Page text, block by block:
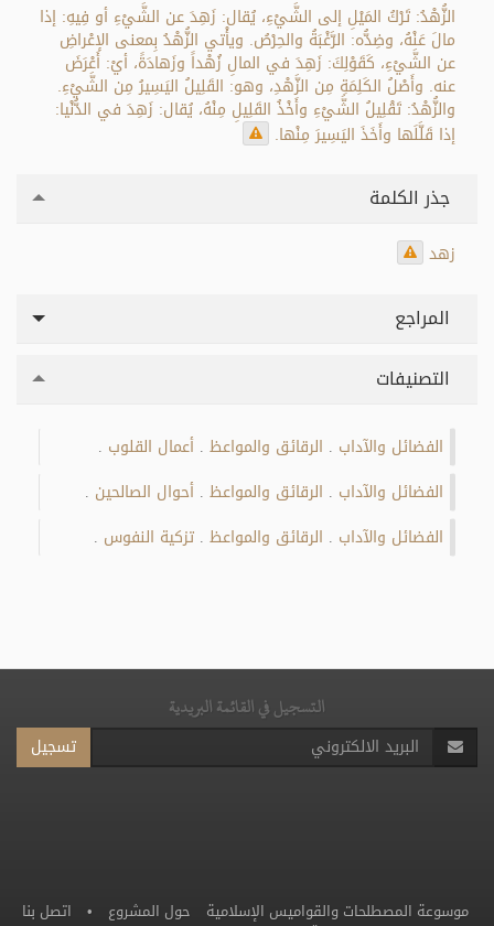
الزُّهْدُ: تَرْكُ المَيْلِ إلى الشَّيْءِ، يُقال: زَهِدَ عن الشَّيْءِ أو فِيهِ: إذا
مالَ عَنْهُ، وضِدُّه: الرَّغْبَةُ والحِرْصُ. ويأْتي الزُّهْدُ بِمعنى الإعْراضِ
عن الشَّيْءِ، كَقَوْلِكَ: زَهِدَ في المالِ زُهْداً وزَهادَةً، أيْ: أَعْرَضَ
عنه. وأَصْلُ الكَلِمَةِ مِن الزَّهْدِ، وهو: القَلِيلُ اليَسِيرُ مِن الشَّيْءِ.
والزُّهْدُ: تَقْلِيلُ الشَّيْءِ وأَخْذُ القَلِيلِ مِنْهُ، يُقال: زَهِدَ في الدُّنْيا:
إذا قَلَّلَها وأَخَذَ اليَسِيرَ مِنْها.
جذر الكلمة
زهد
المراجع
التصنيفات
الفضائل والآداب الرقائق والمواعظ أعمال القلوب
الفضائل والآداب الرقائق والمواعظ أحوال الصالحين
الفضائل والآداب الرقائق والمواعظ تزكية النفوس
التسجيل في القائمة البريدية
تسجيل
حول المشروع • اتصل بنا موسوعة المصطلحات والقواميس الإسلامية